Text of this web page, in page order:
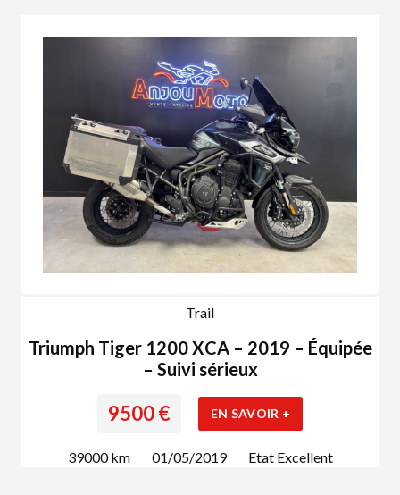
Trail
Triumph Tiger 1200 XCA – 2019 – Équipée
– Suivi sérieux
9500€ EN SAVOIR +
39000km 01/05/2019 Etat Excellent